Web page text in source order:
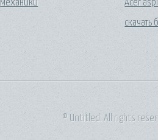
механики
Acer
скачать
© Untitled. All rights